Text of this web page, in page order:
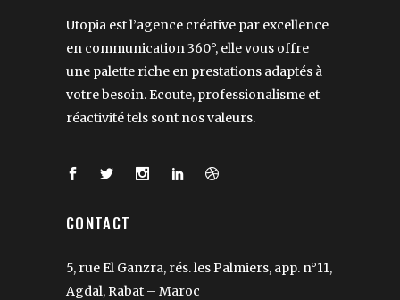
Utopia est l’agence créative par excellence
en communication 360°, elle vous offre
une palette riche en prestations adaptés à
votre besoin. Ecoute, professionalisme et
réactivité tels sont nos valeurs.
CONTACT
5, rue El Ganzra, rés. les Palmiers, app. n°11,
Agdal, Rabat – Maroc